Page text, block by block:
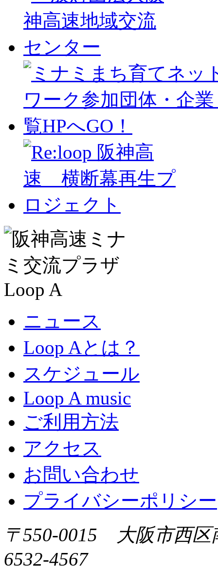
ニュース
Loop Aとは？
スケジュール
Loop A music
ご利用方法
アクセス
お問い合わせ
プライバシーポリシー
〒550-0015 大阪市西
6532-4567